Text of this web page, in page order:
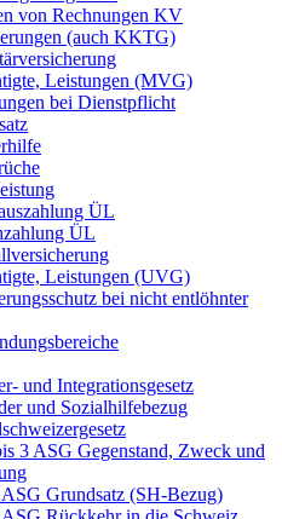
von Rechnungen KV
(auch KKTG)
Leistungen (MVG)
bei Dienstpflicht
ÜL
ÜL
Leistungen (UVG)
bei nicht entlöhnter
und Integrationsgesetz
und Sozialhilfebezug
3 ASG Gegenstand, Zweck und
Grundsatz (SH-Bezug)